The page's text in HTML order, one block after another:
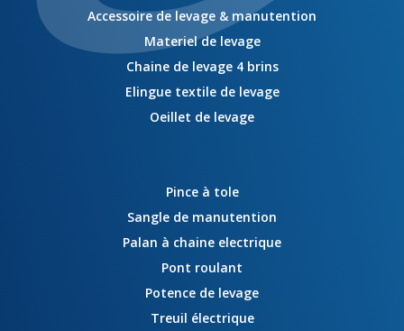
Accessoire de levage & manutention
Materiel de levage
Chaine de levage 4 brins
Elingue textile de levage
Oeillet de levage
Pince à tole
Sangle de manutention
Palan à chaine electrique
Pont roulant
Potence de levage
Treuil électrique